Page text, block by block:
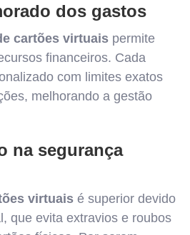
dos gastos
cartões virtuais permite
financeiros. Cada
com limites exatos
melhorando a gestão
na segurança
virtuais é superior devido
que evita extravios e roubos